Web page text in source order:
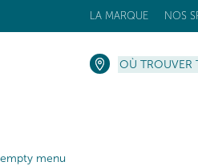
LA MARQUE NOS
OÙ TROUVER
empty menu